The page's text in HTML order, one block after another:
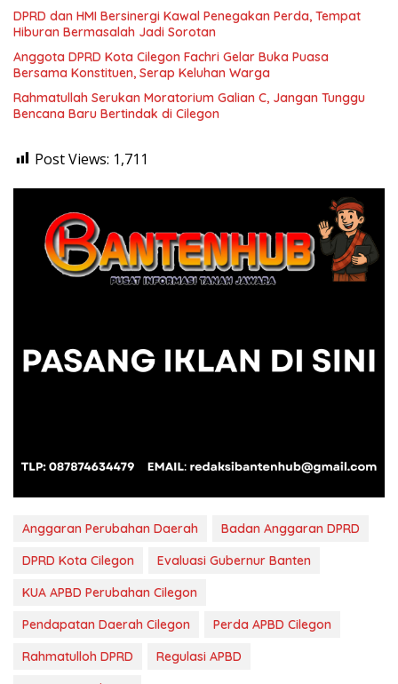
DPRD dan HMI Bersinergi Kawal Penegakan Perda, Tempat
Hiburan Bermasalah Jadi Sorotan
Anggota DPRD Kota Cilegon Fachri Gelar Buka Puasa
Bersama Konstituen, Serap Keluhan Warga
Rahmatullah Serukan Moratorium Galian C, Jangan Tunggu
Bencana Baru Bertindak di Cilegon
Post Views: 1,711
Anggaran Perubahan Daerah
Badan Anggaran DPRD
DPRD Kota Cilegon
Evaluasi Gubernur Banten
KUA APBD Perubahan Cilegon
Pendapatan Daerah Cilegon
Perda APBD Cilegon
Rahmatulloh DPRD
Regulasi APBD